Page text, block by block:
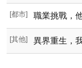
[都市] 職業挑戰，
[其他] 異界重生，